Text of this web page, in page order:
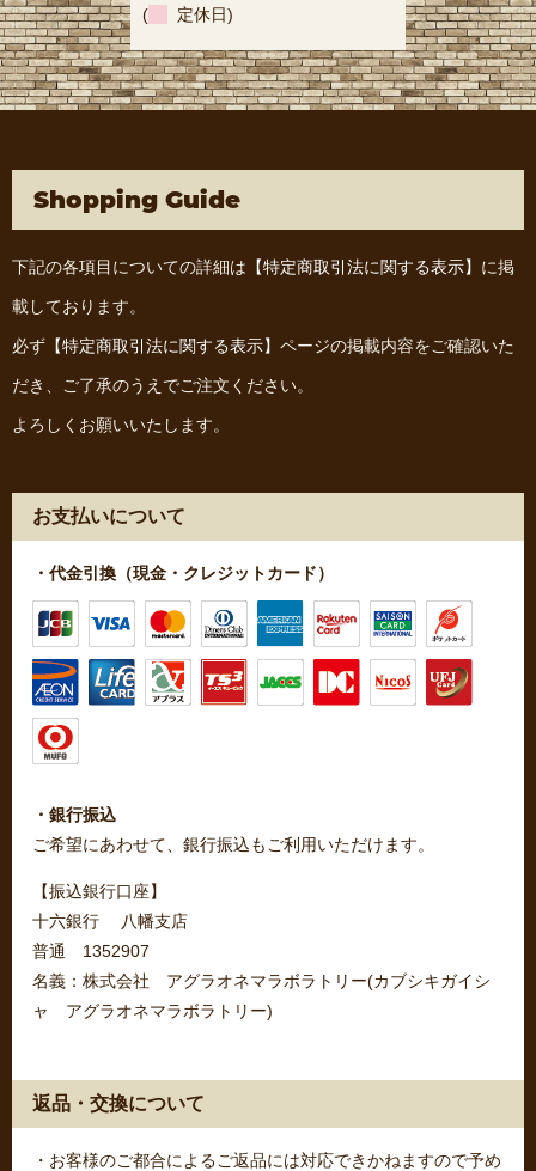
( 定休日)
Shopping Guide
下記の各項目についての詳細は 【特定商取引法に関する表示】 に掲
載しております。
必ず 【特定商取引法に関する表示】 ページの掲載内容をご確認いた
だき、ご了承のうえでご注文ください。
よろしくお願いいたします。
お支払いについて
・代金引換（現金・クレジットカード）
・銀行振込
ご希望にあわせて、銀行振込もご利用いただけます。
【振込銀行口座】
十六銀行 八幡支店
普通 1352907
名義：株式会社 アグラオネマラボラトリー(カブシキガイシ
ャ アグラオネマラボラトリー)
返品・交換について
・お客様のご都合によるご返品には対応できかねますので予め